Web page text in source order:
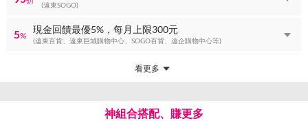
(遠東SOGO)
5%
現金回饋最優5%，每月上限300元
(遠東百貨、遠東巨城購物中心、SOGO百貨、遠企購物中心等)
看更多
神組合搭配、賺更多